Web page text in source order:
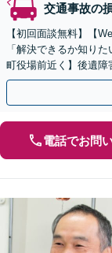
交通事故の
【初回面談無料】【
「解決できるか知り
町役場前近く】後遺
電話でお問